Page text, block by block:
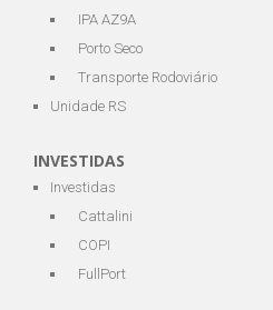
IPA AZ9A
Porto Seco
Transporte Rodoviário
Unidade RS
INVESTIDAS
Investidas
Cattalini
COPI
FullPort